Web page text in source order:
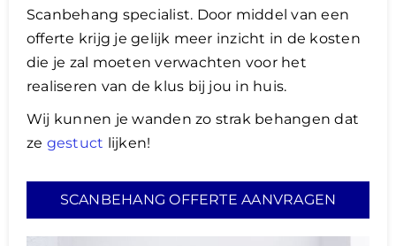
Scanbehang specialist. Door middel van een
offerte krijg je gelijk meer inzicht in de kosten
die je zal moeten verwachten voor het
realiseren van de klus bij jou in huis.
Wij kunnen je wanden zo strak behangen dat
ze gestuct lijken!
SCANBEHANG OFFERTE AANVRAGEN